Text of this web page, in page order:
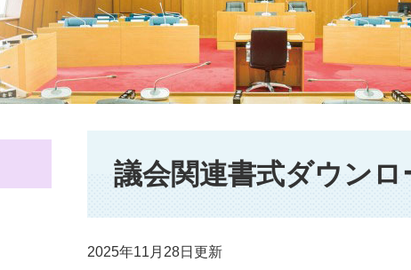
議会関連書式ダウンロ
2025年11月28日更新